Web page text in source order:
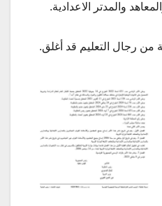
رجال التعليم قد أغلق.